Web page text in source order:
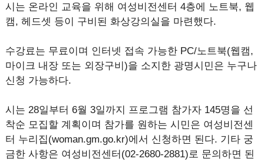
시는 온라인 교육을 위해 여성비전센터 4층에 노트북, 웹
캠, 헤드셋 등이 구비된 화상강의실을 마련했다.
수강료는 무료이며 인터넷 접속 가능한 PC/노트북(웹캠,
마이크 내장 또는 외장구비)을 소지한 광명시민은 누구나
신청 가능하다.
시는 28일부터 6월 3일까지 프로그램 참가자 145명을 선
착순 모집할 계획이며 참가를 원하는 시민은 여성비전센
터 누리집(woman.gm.go.kr)에서 신청하면 된다. 기타 궁
금한 사항은 여성비전센터(02-2680-2881)로 문의하면 된